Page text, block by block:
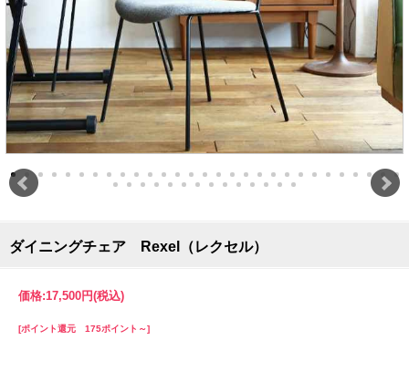
ダイニングチェア Rexel（レクセル）
価格:17,500円(税込)
[ポイント還元 175ポイント～]